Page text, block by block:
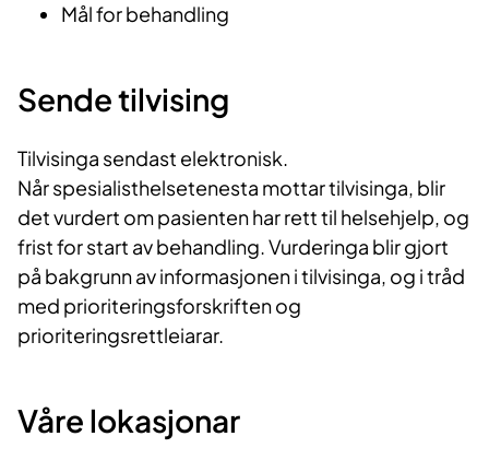
Mål for behandling
Sende tilvising
Tilvisinga sendast elektronisk.
Når spesialisthelsetenesta mottar tilvisinga, blir
det vurdert om pasienten har rett til helsehjelp, og
frist for start av behandling. Vurderinga blir gjort
på bakgrunn av informasjonen i tilvisinga, og i tråd
med prioriteringsforskriften og
prioriteringsrettleiarar.
Våre lokasjonar